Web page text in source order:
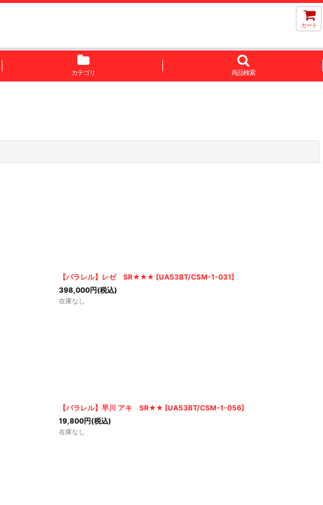
カート
カテゴリ 商品検索
【パラレル】レゼ SR★★★ [UA53BT/CSM-1-031]
398,000円(税込)
在庫なし
【パラレル】早川 アキ SR★★ [UA53BT/CSM-1-056]
19,800円(税込)
在庫なし